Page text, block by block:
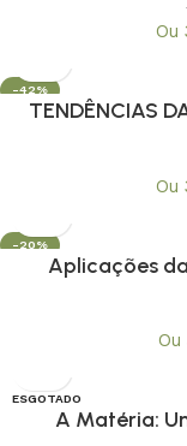
Ou
-42%
TENDÊNCIAS
Ou
-20%
Aplicações
Ou
ESGOTADO
A Matéria: